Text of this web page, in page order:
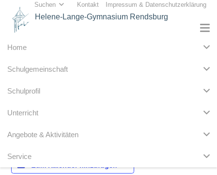
Suchen Kontakt Impressum & Datenschutzerklärung
Helene-Lange-Gymnasium Rendsburg
Home
Schulgemeinschaft
Schulprofil
Unterricht
Angebote & Aktivitäten
Service
Schulkonferenz